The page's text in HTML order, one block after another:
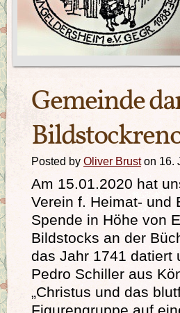
Gemeinde
Posted by Oliver Bruston 16.
Am 15.01.2020 hat
Verein f. Heimat- und
Spende in Höhe von
Bildstocks an der
das Jahr 1741 datiert
Pedro Schiller aus
„Christus und das